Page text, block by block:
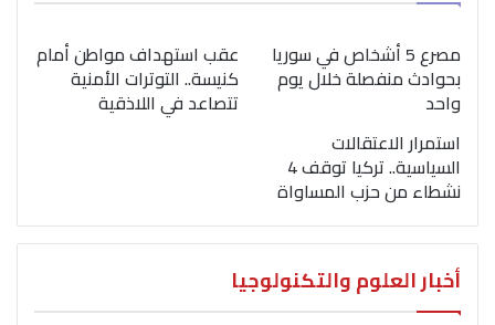
ضرورة اتباع نهج متكامل
لمواجهة إدمان المخدرات
مصرع 5 أشخاص في سوريا
بحوادث منفصلة خلال يوم
واحد
عقب استهداف مواطن أمام
كنيسة.. التوترات الأمنية
تتصاعد في اللاذقية
استمرار الاعتقالات
السياسية.. تركيا توقف 4
نشطاء من حزب المساواة
أخبار العلوم والتكنولوجيا